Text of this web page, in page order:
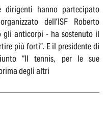
hanno partecipato
dell’ISF Roberto
gli anticorpi - ha sostenuto il
più forti”. E il presidente di
“Il tennis, per le sue
degli altri